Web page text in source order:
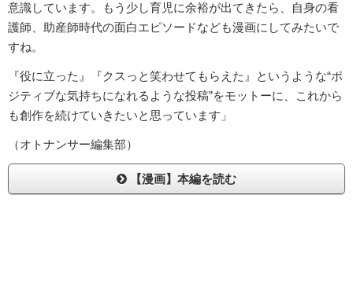
意識しています。もう少し育児に余裕が出てきたら、自身の看
護師、助産師時代の面白エピソードなども漫画にしてみたいで
すね。
『役に立った』『クスっと笑わせてもらえた』というような“ポ
ジティブな気持ちになれるような投稿”をモットーに、これから
も創作を続けていきたいと思っています」
（オトナンサー編集部）
【漫画】本編を読む